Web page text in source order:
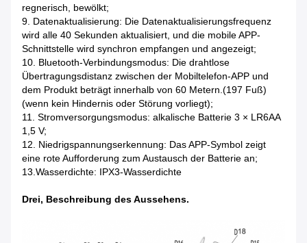
regnerisch, bewölkt;
9. Datenaktualisierung: Die Datenaktualisierungsfrequenz
wird alle 40 Sekunden aktualisiert, und die mobile APP-
Schnittstelle wird synchron empfangen und angezeigt;
10. Bluetooth-Verbindungsmodus: Die drahtlose
Übertragungsdistanz zwischen der Mobiltelefon-APP und
dem Produkt beträgt innerhalb von 60 Metern.(197 Fuß)
(wenn kein Hindernis oder Störung vorliegt);
11. Stromversorgungsmodus: alkalische Batterie 3 × LR6AA
1,5 V;
12. Niedrigspannungserkennung: Das APP-Symbol zeigt
eine rote Aufforderung zum Austausch der Batterie an;
13.Wasserdichte: IPX3-Wasserdichte
Drei, Beschreibung des Aussehens.